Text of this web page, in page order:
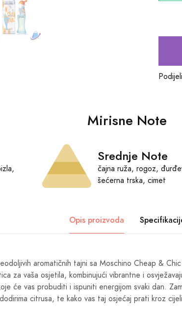
Mirisne Note
Srednje Note
čajna ruža, rogoz,
šećerna trska, cimet
Opis proizvoda
aromatičnih tajni sa Moschino Cheap &
za vaša osjetila, kombinujući vibrantne i
će vas probuditi i ispuniti energijom svaki dan.
citrusa, te kako vas taj osjećaj prati kroz